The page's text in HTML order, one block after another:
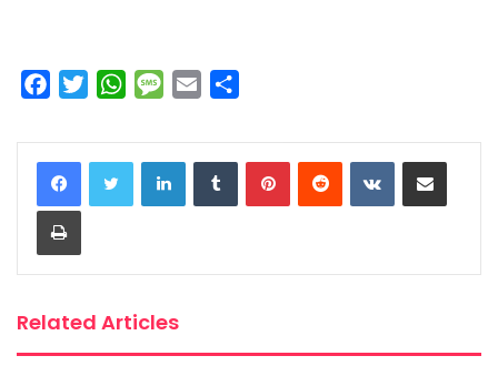
c
e
b
o
o
i
t
t
W
a
t
s
M
s
s
a
a
i
a
r
e
LinkedInTumblrPinterestReddit VKontakteShare via Email
Print
Related Articles